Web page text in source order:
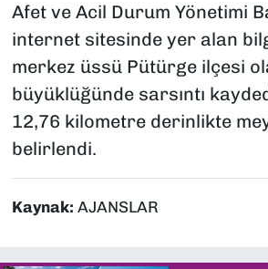
Afet ve Acil Durum Yönetimi
internet sitesinde yer alan
merkez üssü Pütürge ilçesi
büyüklüğünde sarsıntı
12,76 kilometre derinlikte
belirlendi.
Kaynak: AJANSLAR